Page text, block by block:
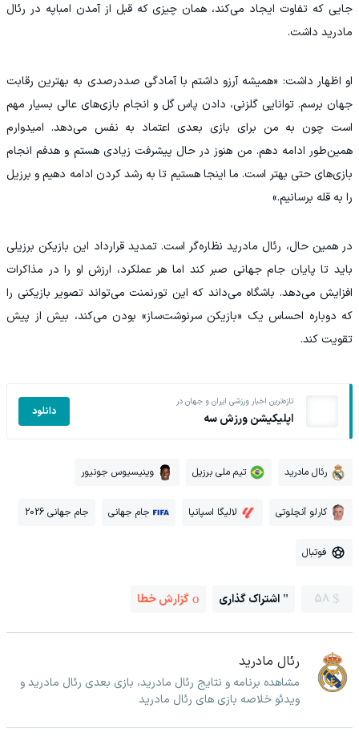
جایی که تفاوت ایجاد می‌کند، همان چیزی که قبل از آمدن امباپه در رئال
مادرید داشت.
او اظهار داشت: «همیشه آرزو داشتم با آمادگی صددرصدی به بهترین رقابت
جهان برسم. توانایی گلزنی، دادن پاس گل و انجام بازی‌های عالی بسیار مهم
است چون به من برای بازی بعدی اعتماد به‌ نفس می‌دهد. امیدوارم
همین‌طور ادامه دهم. من هنوز در حال پیشرفت زیادی هستم و هدفم انجام
بازی‌های حتی بهتر است. ما اینجا هستیم تا به رشد کردن ادامه دهیم و برزیل
را به قله برسانیم.»
در همین حال، رئال مادرید نظاره‌گر است. تمدید قرارداد این بازیکن برزیلی
باید تا پایان جام جهانی صبر کند اما هر عملکرد، ارزش او را در مذاکرات
افزایش می‌دهد. باشگاه می‌داند که این تورنمنت می‌تواند تصویر بازیکنی را
که دوباره احساس یک «بازیکن سرنوشت‌ساز» بودن می‌کند، بیش از پیش
تقویت کند.
تازه‌ترین اخبار ورزشی ایران و جهان در
اپلیکیشن ورزش سه دانلود
رئال مادرید تیم ملی برزیل وینیسیوس جونیور
کارلو آنچلوتی لالیگا اسپانیا جام جهانی جام جهانی 2026
فوتبال
58 اشتراک گذاری گزارش خطا
رئال مادرید
مشاهده برنامه و نتایج رئال مادرید، بازی بعدی رئال مادرید و
ویدئو خلاصه بازی های رئال مادرید